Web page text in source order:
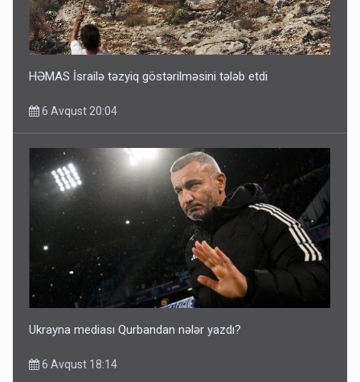
HƏMAS İsrailə təzyiq göstərilməsini tələb etdi
6 Avqust 20:04
Ukrayna mediası Qurbandan nələr yazdı?
6 Avqust 18:14